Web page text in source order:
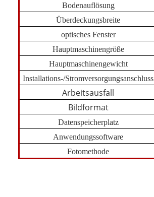
Bodenauflösung
Überdeckungsbreite
optisches Fenster
Hauptmaschinengröße
Hauptmaschinengewicht
Installations-/Stromversorgungsanschluss
Arbeitsausfall
Bildformat
Datenspeicherplatz
Anwendungssoftware
Fotomethode